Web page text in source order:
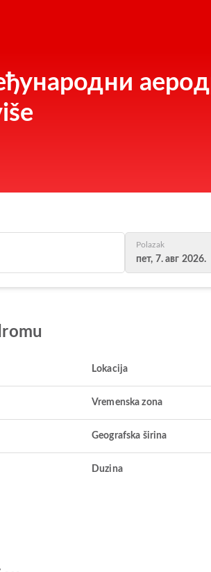
Polazak
пет, 7. авг 2026.
Lokacija
Vremenska zona
Geografska širina
Duzina